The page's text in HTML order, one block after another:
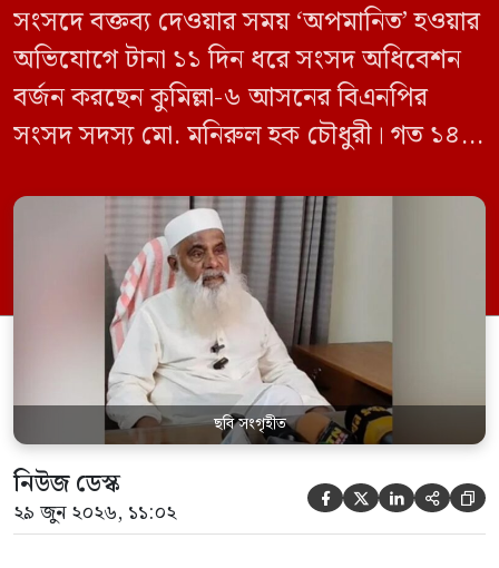
সংসদে বক্তব্য দেওয়ার সময় ‘অপমানিত’ হওয়ার
অভিযোগে টানা ১১ দিন ধরে সংসদ অধিবেশন
বর্জন করছেন কুমিল্লা-৬ আসনের বিএনপির
সংসদ সদস্য মো. মনিরুল হক চৌধুরী। গত ১৪
রুলিং ও সিদ্ধান্তের প্রতিবাদে ১৫ থেকে ২৫ জুন
পর্যন্ত তিনি সংসদে যাননি। মনিরুল হক চৌধুরী
বলেন, ‘আমাকে সংসদে অপমান করা হয়েছে।
স্পিকার ফোন […]
ছবি সংগৃহীত
নিউজ ডেস্ক
২৯ জুন ২০২৬, ১১:০২     